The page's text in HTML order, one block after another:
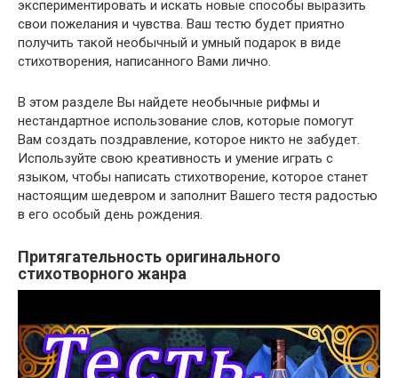
экспериментировать и искать новые способы выразить
свои пожелания и чувства. Ваш тестю будет приятно
получить такой необычный и умный подарок в виде
стихотворения, написанного Вами лично.
В этом разделе Вы найдете необычные рифмы и
нестандартное использование слов, которые помогут
Вам создать поздравление, которое никто не забудет.
Используйте свою креативность и умение играть с
языком, чтобы написать стихотворение, которое станет
настоящим шедевром и заполнит Вашего тестя радостью
в его особый день рождения.
Притягательность оригинального
стихотворного жанра